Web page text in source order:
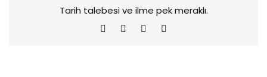
Tarih talebesi ve ilme pek meraklı.